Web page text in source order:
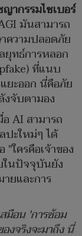
ากรรมไซเบอร์
มันสามารถ
ความปลอดภัย
ยุทธ์การหลอก
ที่แนบ
ยะออก นี่คือภัย
งจับตามอง
อ AI สามารถ
ปะใหม่ๆ ได้
ใครคือเจ้าของ
นปัจจุบันยัง
ยและการ
มือน การซ้อม
องจริงจะมาถึง นี่